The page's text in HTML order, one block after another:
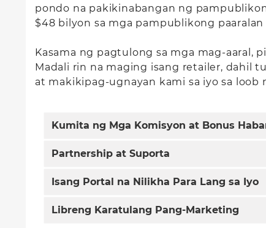
pondo na pakikinabangan ng
$48 bilyon sa mga pampublikong
Kasama ng pagtulong sa mga mag-aaral,
Madali rin na maging isang retailer, dahil
at makikipag-ugnayan kami sa iyo sa loob
Kumita ng Mga Komisyon at Bonus
Partnership at Suporta
Isang Portal na Nilikha Para Lang sa Iyo
Libreng Karatulang Pang-Marketing